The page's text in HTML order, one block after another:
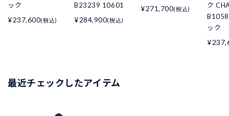
ック
¥237,600(税込)
B23239 10601
¥284,900(税込)
¥271,700(税込)
ク
ック
最近チェックしたアイテム